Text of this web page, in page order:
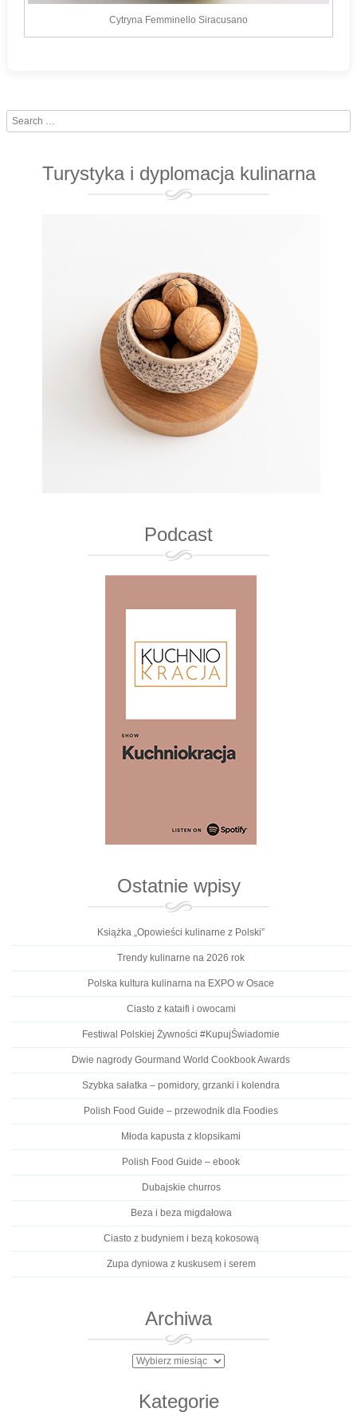
Cytryna Femminello Siracusano
Search
Turystyka i dyplomacja kulinarna
Podcast
Ostatnie wpisy
Książka „Opowieści kulinarne z Polski”
Trendy kulinarne na 2026 rok
Polska kultura kulinarna na EXPO w Osace
Ciasto z kataifi i owocami
Festiwal Polskiej Żywności #KupujŚwiadomie
Dwie nagrody Gourmand World Cookbook Awards
Szybka sałatka – pomidory, grzanki i kolendra
Polish Food Guide – przewodnik dla Foodies
Młoda kapusta z klopsikami
Polish Food Guide – ebook
Dubajskie churros
Beza i beza migdałowa
Ciasto z budyniem i bezą kokosową
Zupa dyniowa z kuskusem i serem
Archiwa
Archiwa
Kategorie